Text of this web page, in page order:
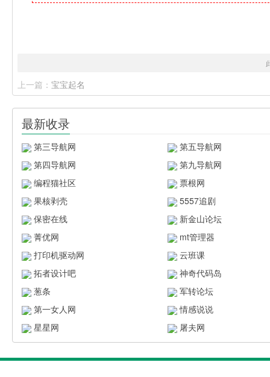
上一篇： 宝宝起名
最新收录
第三导航网
第五导航网
第四导航网
第九导航网
编程猫社区
票根网
果核剥壳
5557追剧
保密在线
新金山论坛
菁优网
mt管理器
打印机驱动网
云班课
拓者设计吧
神奇代码岛
葱条
军转论坛
第一女人网
情感说说
星星网
屠夫网